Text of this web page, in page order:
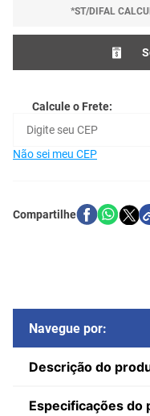
*ST/DIFAL
Calcule o Frete:
Não sei meu CEP
Navegue por:
Descrição do
Especificações do